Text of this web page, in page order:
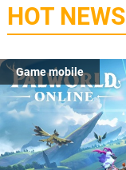
HOT NEWS
Game mobile